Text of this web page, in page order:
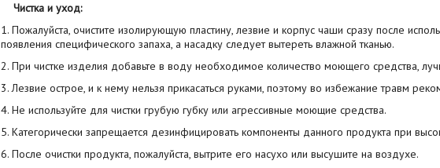
Чистка и уход:
1. Пожалуйста, очистите изолирующую пластину, лезвие и корпус чаши сразу после
появления специфического запаха, а насадку следует вытереть влажной тканью.
2. При чистке изделия добавьте в воду необходимое количество моющего средства,
3. Лезвие острое, и к нему нельзя прикасаться руками, поэтому во избежание травм
4. Не используйте для чистки грубую губку или агрессивные моющие средства.
5. Категорически запрещается дезинфицировать компоненты данного продукта при
6. После очистки продукта, пожалуйста, вытрите его насухо или высушите на воздухе.